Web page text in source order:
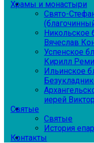
Храмы и монастыри
Свято-
Никольское
Вячеслав
Успенское
Кирилл
Ильинское
иерей
Святые
Святые
История
Контакты